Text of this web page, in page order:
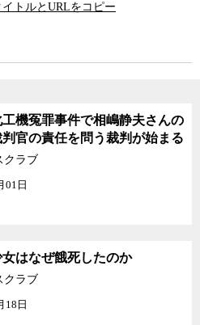
イトルとURLをコピー
機冤罪事件で相嶋静夫さんの
官の責任を問う裁判が始まる
クラブ
01日
女はなぜ餓死したのか
クラブ
18日